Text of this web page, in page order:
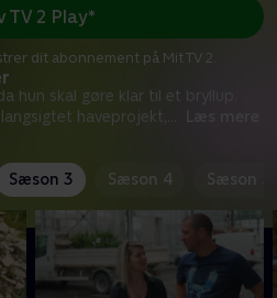
hun skal gøre klar til et bryllup.
haveprojekt,
TV 2 Play*
dit abonnement på Mit TV 2.
Sæson 3 Sæson 4 Sæson 5